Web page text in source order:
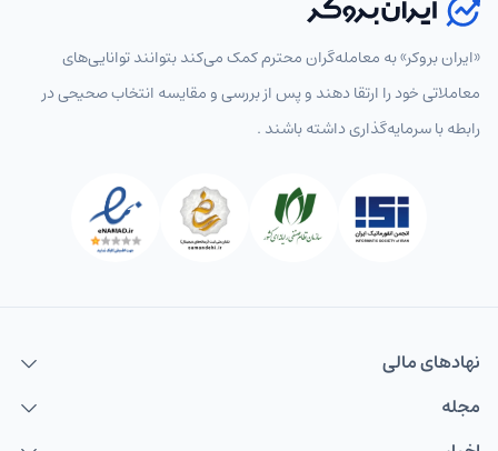
«ایران بروکر» به معامله‌گران محترم کمک می‌کند بتوانند توانایی‌های
معاملاتی خود را ارتقا دهند و پس از بررسی و مقایسه انتخاب‌ صحیحی در
رابطه با سرمایه‌گذاری داشته باشند .
نهاد‌های مالی
مجله